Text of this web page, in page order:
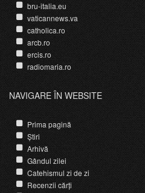
bru-italia.eu
vaticannews.va
catholica.ro
arcb.ro
ercis.ro
radiomaria.ro
NAVIGARE ÎN WEBSITE
Prima pagină
Știri
Arhivă
Gândul zilei
Catehismul zi de zi
Recenzii cărți